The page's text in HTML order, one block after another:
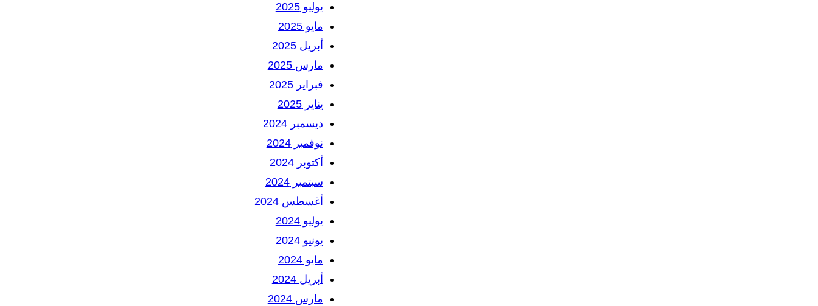
يوليو 2025
مايو 2025
أبريل 2025
مارس 2025
فبراير 2025
يناير 2025
ديسمبر 2024
نوفمبر 2024
أكتوبر 2024
سبتمبر 2024
أغسطس 2024
يوليو 2024
يونيو 2024
مايو 2024
أبريل 2024
مارس 2024